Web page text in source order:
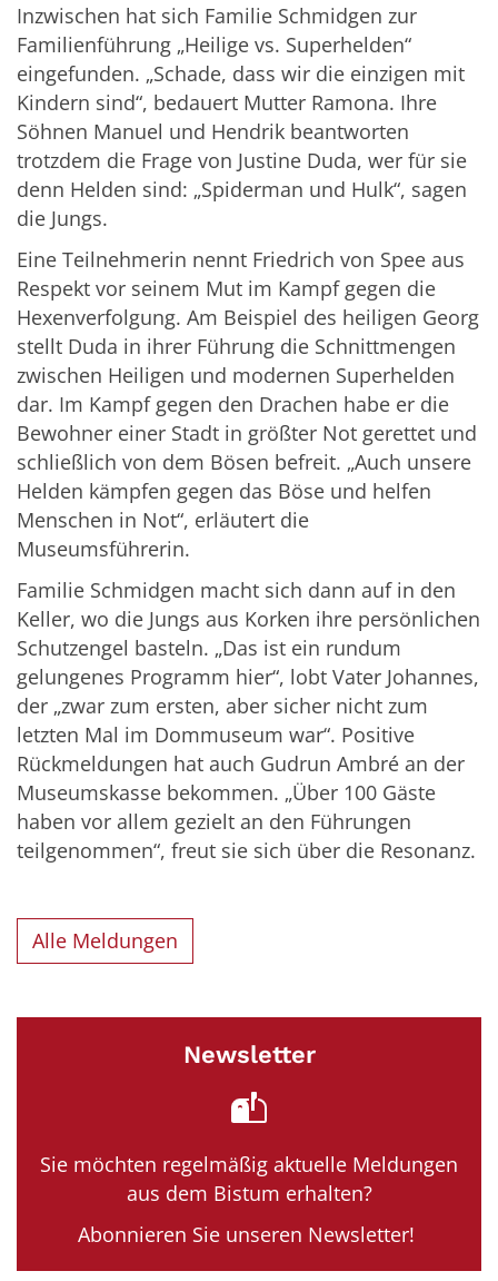
Inzwischen hat sich Familie Schmidgen zur
Familienführung „Heilige vs. Superhelden“
eingefunden. „Schade, dass wir die einzigen mit
Kindern sind“, bedauert Mutter Ramona. Ihre
Söhnen Manuel und Hendrik beantworten
trotzdem die Frage von Justine Duda, wer für sie
denn Helden sind: „Spiderman und Hulk“, sagen
die Jungs.
Eine Teilnehmerin nennt Friedrich von Spee aus
Respekt vor seinem Mut im Kampf gegen die
Hexenverfolgung. Am Beispiel des heiligen Georg
stellt Duda in ihrer Führung die Schnittmengen
zwischen Heiligen und modernen Superhelden
dar. Im Kampf gegen den Drachen habe er die
Bewohner einer Stadt in größter Not gerettet und
schließlich von dem Bösen befreit. „Auch unsere
Helden kämpfen gegen das Böse und helfen
Menschen in Not“, erläutert die
Museumsführerin.
Familie Schmidgen macht sich dann auf in den
Keller, wo die Jungs aus Korken ihre persönlichen
Schutzengel basteln. „Das ist ein rundum
gelungenes Programm hier“, lobt Vater Johannes,
der „zwar zum ersten, aber sicher nicht zum
letzten Mal im Dommuseum war“. Positive
Rückmeldungen hat auch Gudrun Ambré an der
Museumskasse bekommen. „Über 100 Gäste
haben vor allem gezielt an den Führungen
teilgenommen“, freut sie sich über die Resonanz.
Alle Meldungen
Newsletter
Sie möchten regelmäßig aktuelle Meldungen
aus dem Bistum erhalten?
Abonnieren Sie unseren Newsletter!